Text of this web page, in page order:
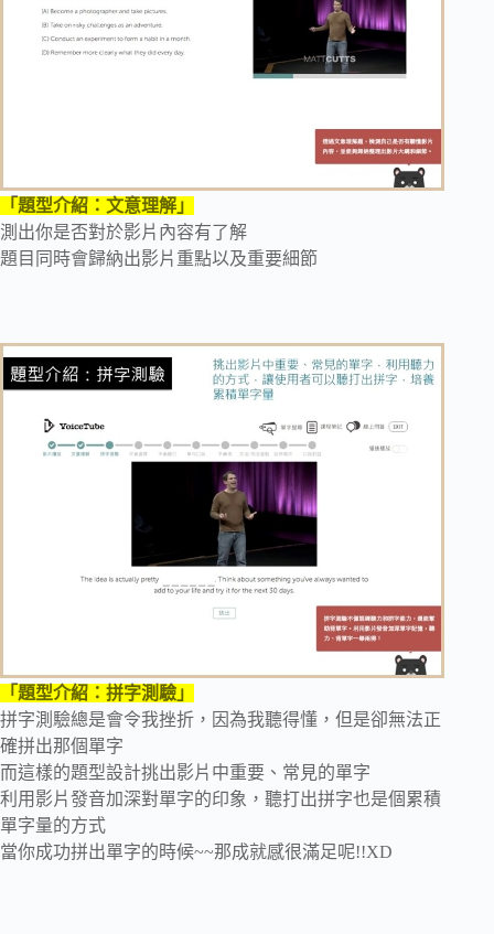
「題型介紹：文意理解」
測出你是否對於影片內容有了解
題目同時會歸納出影片重點以及重要細節
「題型介紹：拼字測驗」
拼字測驗總是會令我挫折，因為我聽得懂，但是卻無法正
確拼出那個單字
而這樣的題型設計挑出影片中重要、常見的單字
利用影片發音加深對單字的印象，聽打出拼字也是個累積
單字量的方式
當你成功拼出單字的時候~~那成就感很滿足呢!!XD